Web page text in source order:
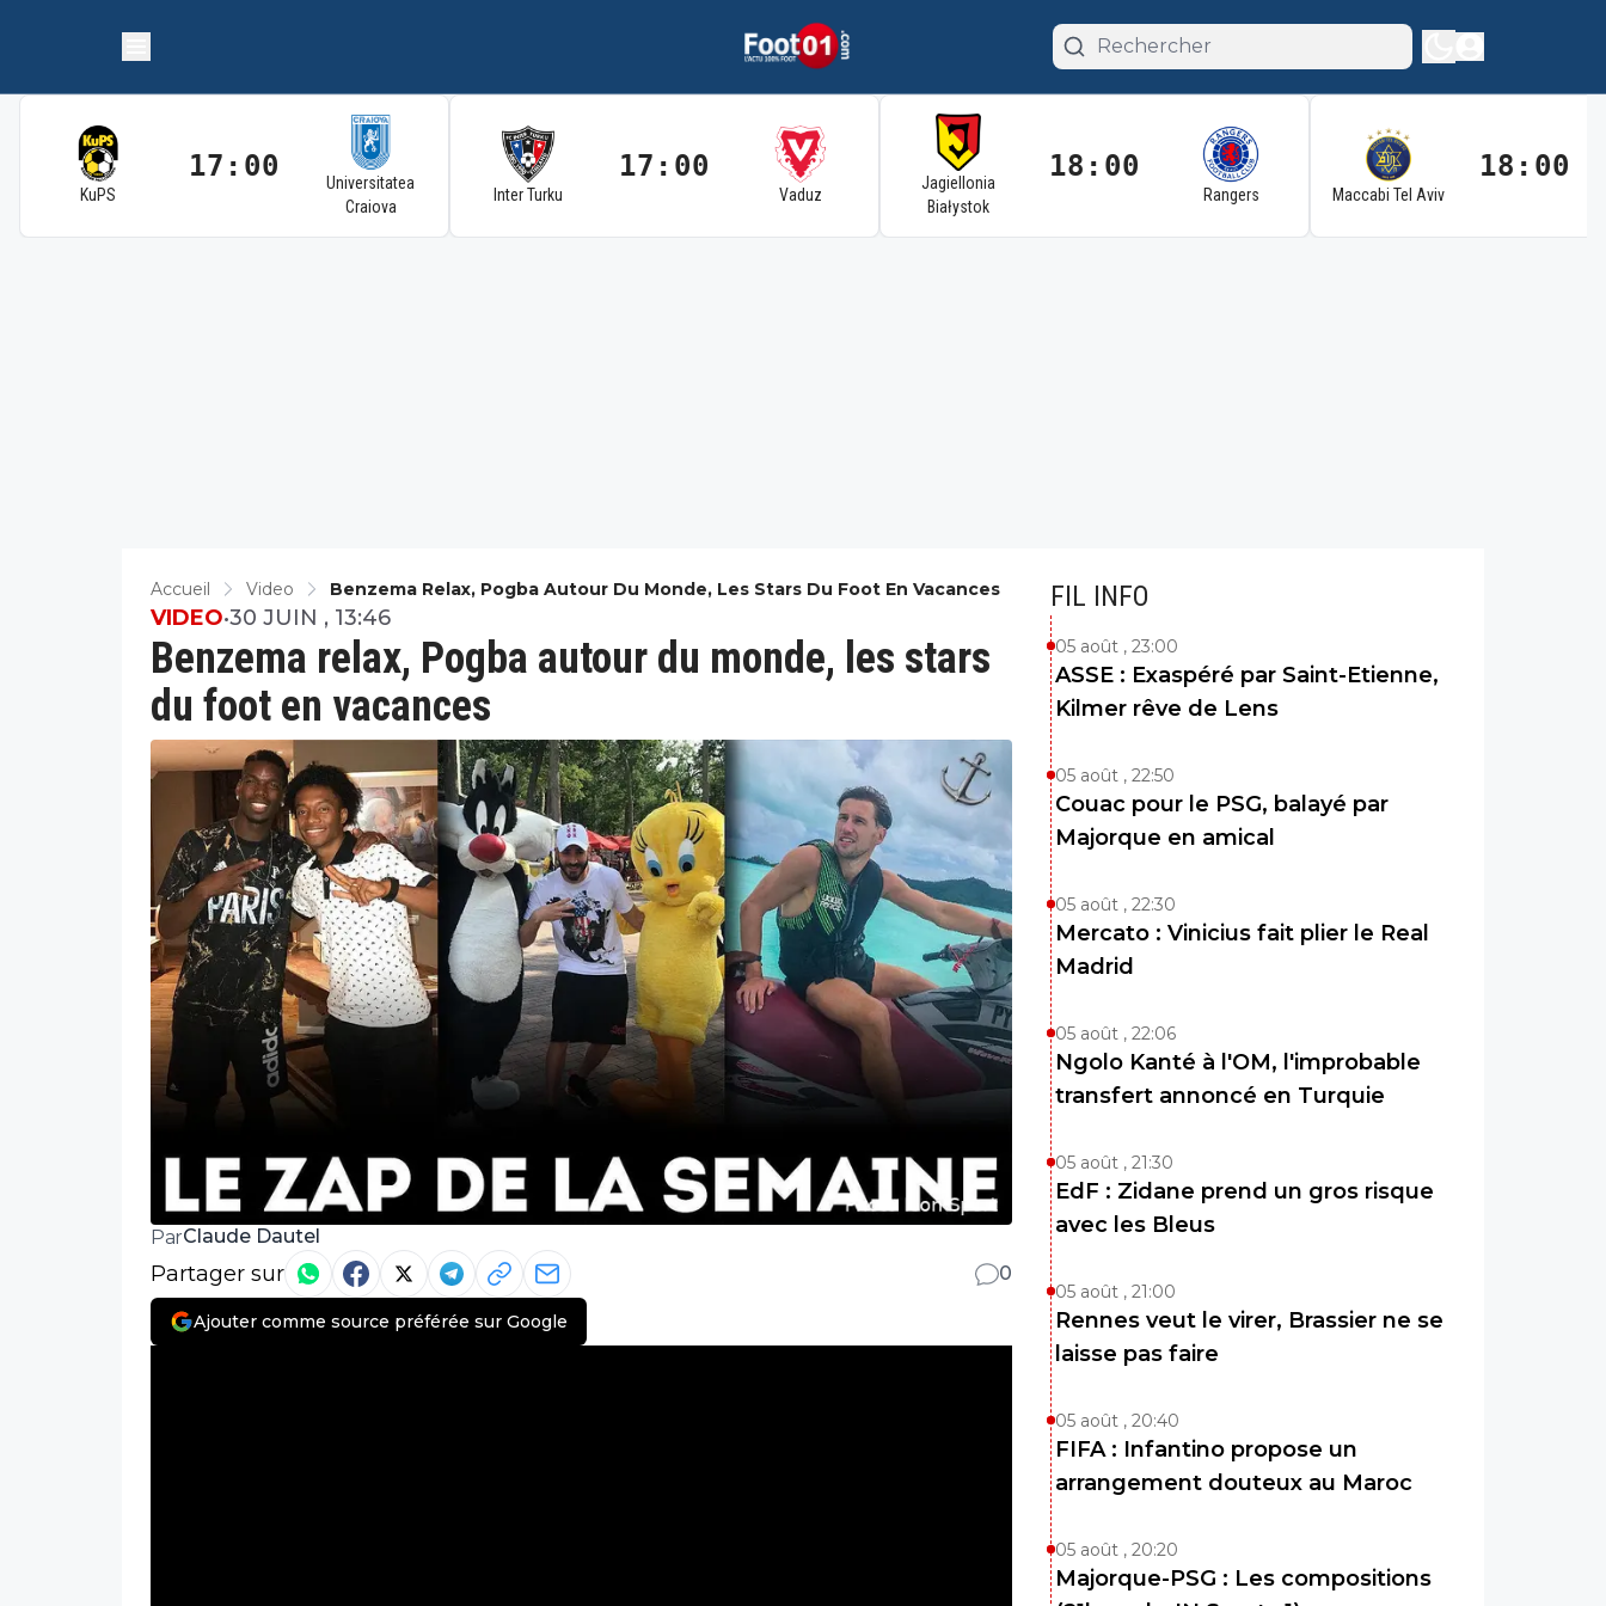
KuPS
17:00
Universitatea
Craiova
Inter Turku
17:00
Vaduz
Jagiellonia
Białystok
18:00
Rangers Maccabi Tel Aviv
18:00
Accueil Video Benzema Relax, Pogba Autour Du Monde, Les Stars Du Foot En Vacances
Benzema relax, Pogba autour du monde, les stars
du foot en vacances
VIDEO•30 JUIN , 13:46
ParClaude Dautel
Partager sur 0
Ajouter comme source préférée sur Google
FIL INFO
05 août , 23:00
ASSE : Exaspéré par Saint-Etienne,
Kilmer rêve de Lens
05 août , 22:50
Couac pour le PSG, balayé par
Majorque en amical
05 août , 22:30
Mercato : Vinicius fait plier le Real
Madrid
05 août , 22:06
Ngolo Kanté à l'OM, l'improbable
transfert annoncé en Turquie
05 août , 21:30
EdF : Zidane prend un gros risque
avec les Bleus
05 août , 21:00
Rennes veut le virer, Brassier ne se
laisse pas faire
05 août , 20:40
FIFA : Infantino propose un
arrangement douteux au Maroc
05 août , 20:20
Majorque-PSG : Les compositions